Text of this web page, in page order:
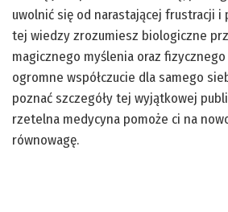
uwolnić się od narastającej frustracji i
tej wiedzy zrozumiesz biologiczne
magicznego myślenia oraz
ogromne współczucie dla samego
poznać szczegóły tej wyjątkowej
rzetelna medycyna pomoże ci na
równowagę.